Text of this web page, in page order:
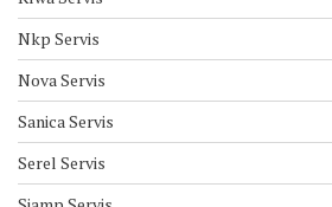
Nkp Servis
Nova Servis
Sanica Servis
Serel Servis